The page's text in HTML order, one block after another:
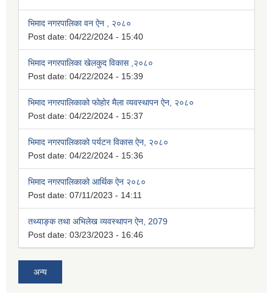
भिमाद नगरपालिका वन ऐन , २०८०
Post date: 04/22/2024 - 15:40
भिमाद नगरपालिका खेलकुद विकास ,२०८०
Post date: 04/22/2024 - 15:39
भिमाद नगरपालिकाको फोहोर मैला व्यवस्थापन ऐन, २०८०
Post date: 04/22/2024 - 15:37
भिमाद नगरपालिकाको पर्यटन विकास ऐन, २०८०
Post date: 04/22/2024 - 15:36
भिमाद नगरपालिकाको आर्थिक ऐन २०८०
Post date: 07/11/2023 - 14:11
तथ्याङ्क तथा अभिलेख व्यवस्थापन ऐन, 2079
Post date: 03/23/2023 - 16:46
अन्य